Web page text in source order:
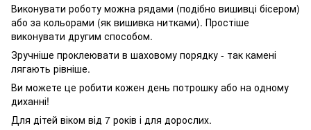
Виконувати роботу можна рядами (подібно вишивці бісером)
або за кольорами (як вишивка нитками). Простіше
виконувати другим способом.
Зручніше проклеювати в шаховому порядку - так камені
лягають рівніше.
Ви можете це робити кожен день потрошку або на одному
диханні!
Для дітей віком від 7 років і для дорослих.